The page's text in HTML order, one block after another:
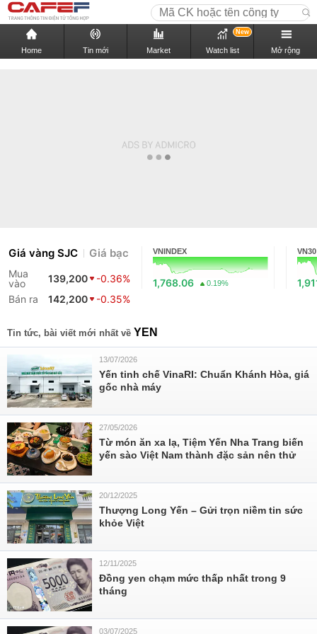
Home Tin mới Market Watch list
New
Mở rộng
Giá vàng SJC Giá bạc
Mua
vào
139,200
-0.36%
Bán ra
142,200 -0.35%
VNINDEX
1,768.06 0.19%
VN30
Tin tức, bài viết mới nhất về YEN
13/07/2026
Yến tinh chế VinaRI: Chuẩn Khánh Hòa, giá
gốc nhà máy
27/05/2026
Từ món ăn xa lạ, Tiệm Yến Nha Trang biến
yến sào Việt Nam thành đặc sản nên thử
20/12/2025
Thượng Long Yến – Gửi trọn niềm tin sức
khỏe Việt
12/11/2025
Đồng yen chạm mức thấp nhất trong 9
tháng
03/07/2025